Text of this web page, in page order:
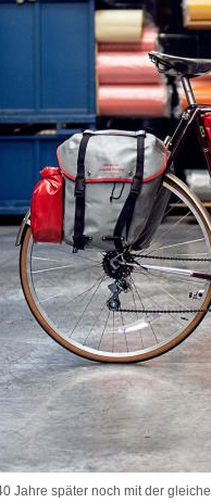
Jahre später noch mit der